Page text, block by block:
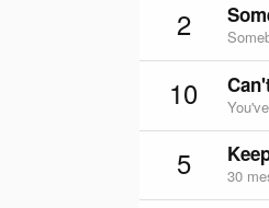
2
10
5 30